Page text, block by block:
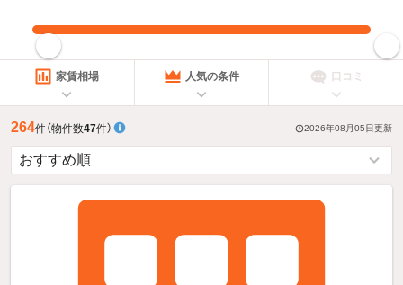
指定した賃料で絞り込む
家賃相場 人気の条件 口コミ
264件（物件数47件） 2026年08月05日更新